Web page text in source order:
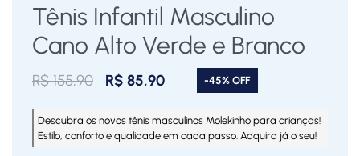
Tênis Infantil Masculino
Cano Alto Verde e Branco
R$155,90 R$ 85,90 -45% OFF
Descubra os novos tênis masculinos Molekinho para crianças!
Estilo, conforto e qualidade em cada passo. Adquira já o seu!